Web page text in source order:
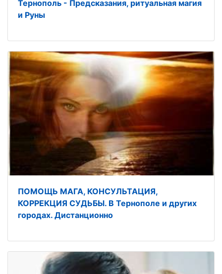
Тернополь - Предсказания, ритуальная магия
и Руны
ПОМОЩЬ МАГА, КОНСУЛЬТАЦИЯ,
КОРРЕКЦИЯ СУДЬБЫ. В Тернополе и других
городах. Дистанционно